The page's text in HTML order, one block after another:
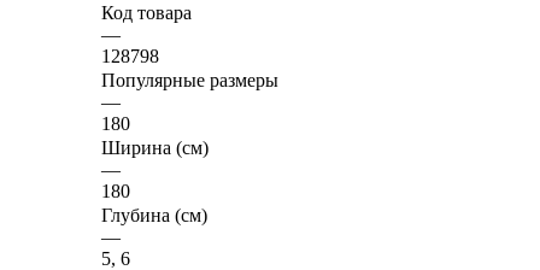
Код товара
—
128798
Популярные размеры
—
180
Ширина (см)
—
180
Глубина (см)
—
5, 6